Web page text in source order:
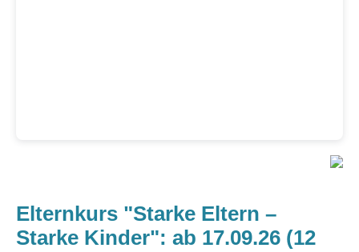
Elternkurs "Starke Eltern –
Starke Kinder": ab 17.09.26 (12